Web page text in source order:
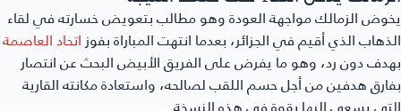
يخوض الزمالك مواجهة العودة وهو مطالب بتعويض خسارته في لقاء
الذهاب الذي أقيم في الجزائر، بعدما انتهت المباراة بفوزاتحاد العاصمة
بهدف دون رد، وهو ما يفرض على الفريق الأبيض البحث عن انتصار
بفارق هدفين من أجل حسم اللقب لصالحه، واستعادة مكانته القارية